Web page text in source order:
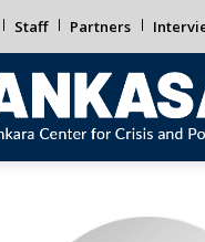
Staff Partners